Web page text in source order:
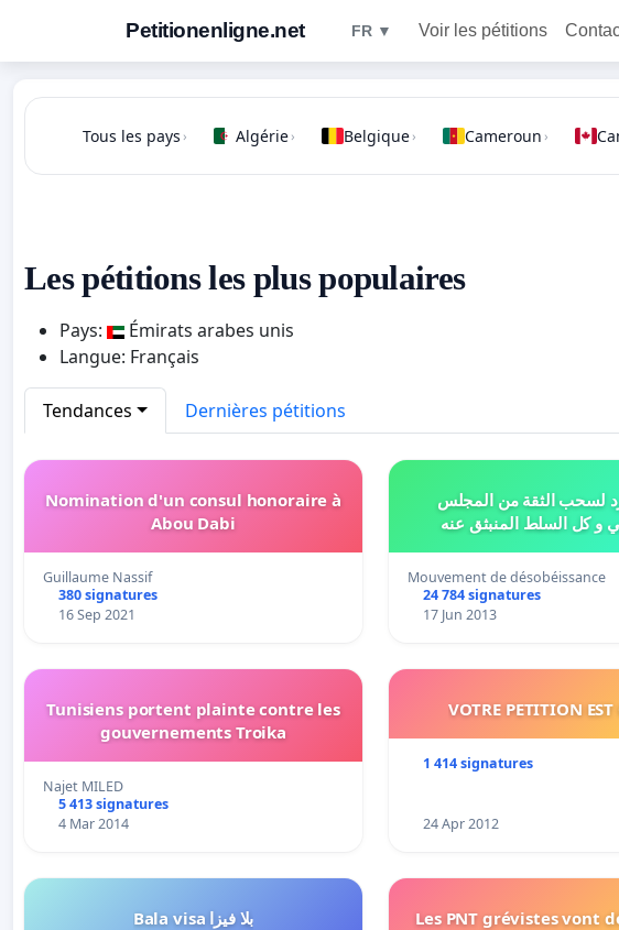
Petitionenligne.net FR ▼ Voir les pétitions
Tous les pays › Algérie› Belgique› Cameroun ›
Les pétitions les plus populaires
Pays:
Émirats arabes unis
Langue: Français
Tendances Dernières pétitions
Nomination d'un consul honoraire à
Abou Dabi
Guillaume Nassif
380 signatures
16 Sep 2021
حركة تمرد لسحب الثقة من المجلس
عنه
Mouvement de désobéissance
24 784 signatures
17 Jun 2013
Tunisiens portent plainte contre les
gouvernements Troika
Najet MILED
5 413 signatures
4 Mar 2014
VOTRE PETITION EST
1 414 signatures
24 Apr 2012
Bala visa بلا فيزا
Les PNT grévistes vont